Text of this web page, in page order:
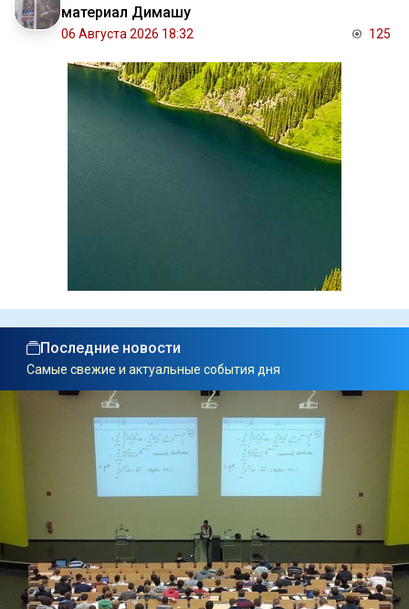
материал Димашу
06 Августа 2026 18:32 125
Последние новости
Самые свежие и актуальные события дня